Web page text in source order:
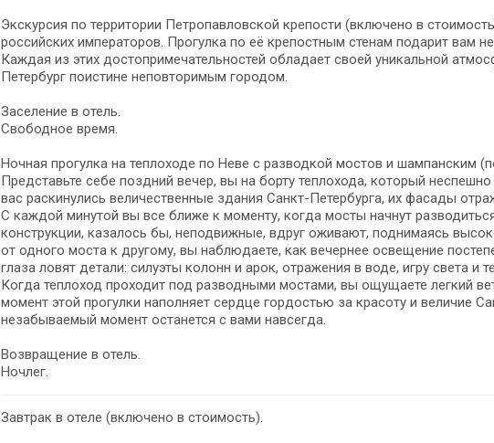
Экскурсия по территории Петропавловской крепости (включено в
российских императоров. Прогулка по её крепостным стенам подарит вам
Каждая из этих достопримечательностей обладает своей уникальной
Петербург поистине неповторимым городом.
Заселение в отель.
Свободное время.
Ночная прогулка на теплоходе по Неве с разводкой мостов и шампанским
Представьте себе поздний вечер, вы на борту теплохода, который
вас раскинулись величественные здания Санкт-Петербурга, их фасады
С каждой минутой вы все ближе к моменту, когда мосты начнут
конструкции, казалось бы, неподвижные, вдруг оживают, поднимаясь
от одного моста к другому, вы наблюдаете, как вечернее освещение
глаза ловят детали: силуэты колонн и арок, отражения в воде, игру света и
Когда теплоход проходит под разводными мостами, вы ощущаете легкий
момент этой прогулки наполняет сердце гордостью за красоту и величие
незабываемый момент останется с вами навсегда.
Возвращение в отель.
Ночлег.
Завтрак в отеле (включено в стоимость).